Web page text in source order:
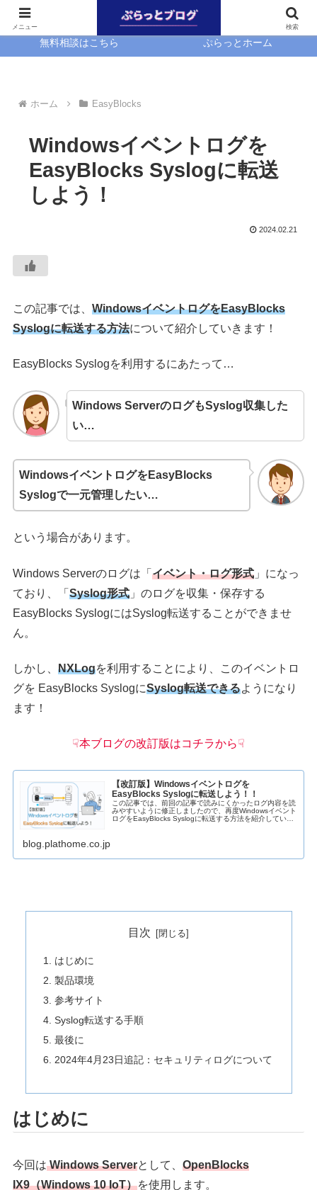
無料相談はこちら ぷらっとホーム
ホーム EasyBlocks
Windowsイベントログを
EasyBlocks Syslogに転送
しよう！
2024.02.21
この記事では、WindowsイベントログをEasyBlocks
Syslogに転送する方法について紹介していきます！
EasyBlocks Syslogを利用するにあたって…
Windows ServerのログもSyslog収集した
い…
WindowsイベントログをEasyBlocks
Syslogで一元管理したい…
という場合があります。
Windows Serverのログは「イベント・ログ形式 」になっ
ており、「Syslog形式 」のログを収集・保存する
EasyBlocks SyslogにはSyslog転送することができませ
ん。
しかし、NXLogを利用することにより、このイベントロ
グを EasyBlocks SyslogにSyslog転送できるようになり
ます！
☟本ブログの改訂版はコチラから☟
【改訂版】Windowsイベントログを
EasyBlocks Syslogに転送しよう！！
この記事では、前回の記事で読みにくかったログ内容を読
みやすいように修正しましたので、再度Windowsイベント
ログをEasyBlocks Syslogに転送する方法を紹介していき
blog.plathome.co.jp
目次
はじめに
製品環境
参考サイト
Syslog転送する手順
最後に
2024年4月23日追記：セキュリティログについて
はじめに
今回はWindows Serverとして、OpenBlocks
IX9（Windows 10 IoT）を使用します。
メニュー 検索